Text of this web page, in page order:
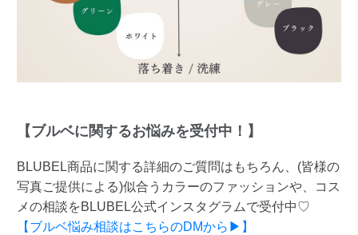
【ブルベに関するお悩みを受付中！】
BLUBEL商品に関する詳細のご質問はもちろん、(皆様の
写真ご提供による)似合うカラーのファッションや、コス
メの相談をBLUBEL公式インスタグラムで受付中♡
【ブルベ悩み相談はこちらのDMから▶】